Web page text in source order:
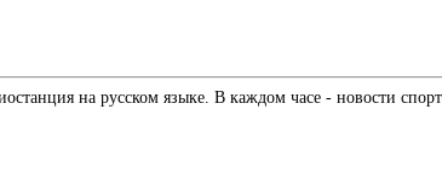
на русском языке. В каждом часе - новости